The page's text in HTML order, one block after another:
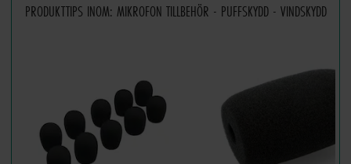
PRODUKTTIPS INOM: MIKROFON TILLBEHÖR - PUFFSKYDD - VINDSKYDD